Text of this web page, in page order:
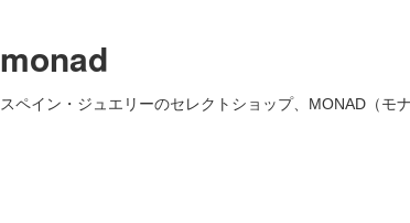
monad
スペイン・ジュエリーのセレクトショップ、MONAD（モ